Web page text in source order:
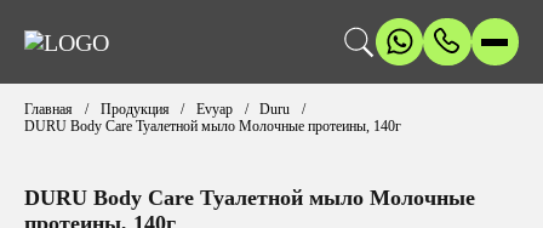
Главная Продукция Evyap
Duru
DURU Body Care Туалетной мыло Молочные протеины, 140г
DURU Body Care Туалетной мыло Молочные
протеины, 140г